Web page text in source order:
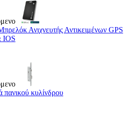
Ανιχνευτής Αντικειμένων GPS
IOS
κυλίνδρου